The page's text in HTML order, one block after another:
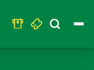
Search
for: